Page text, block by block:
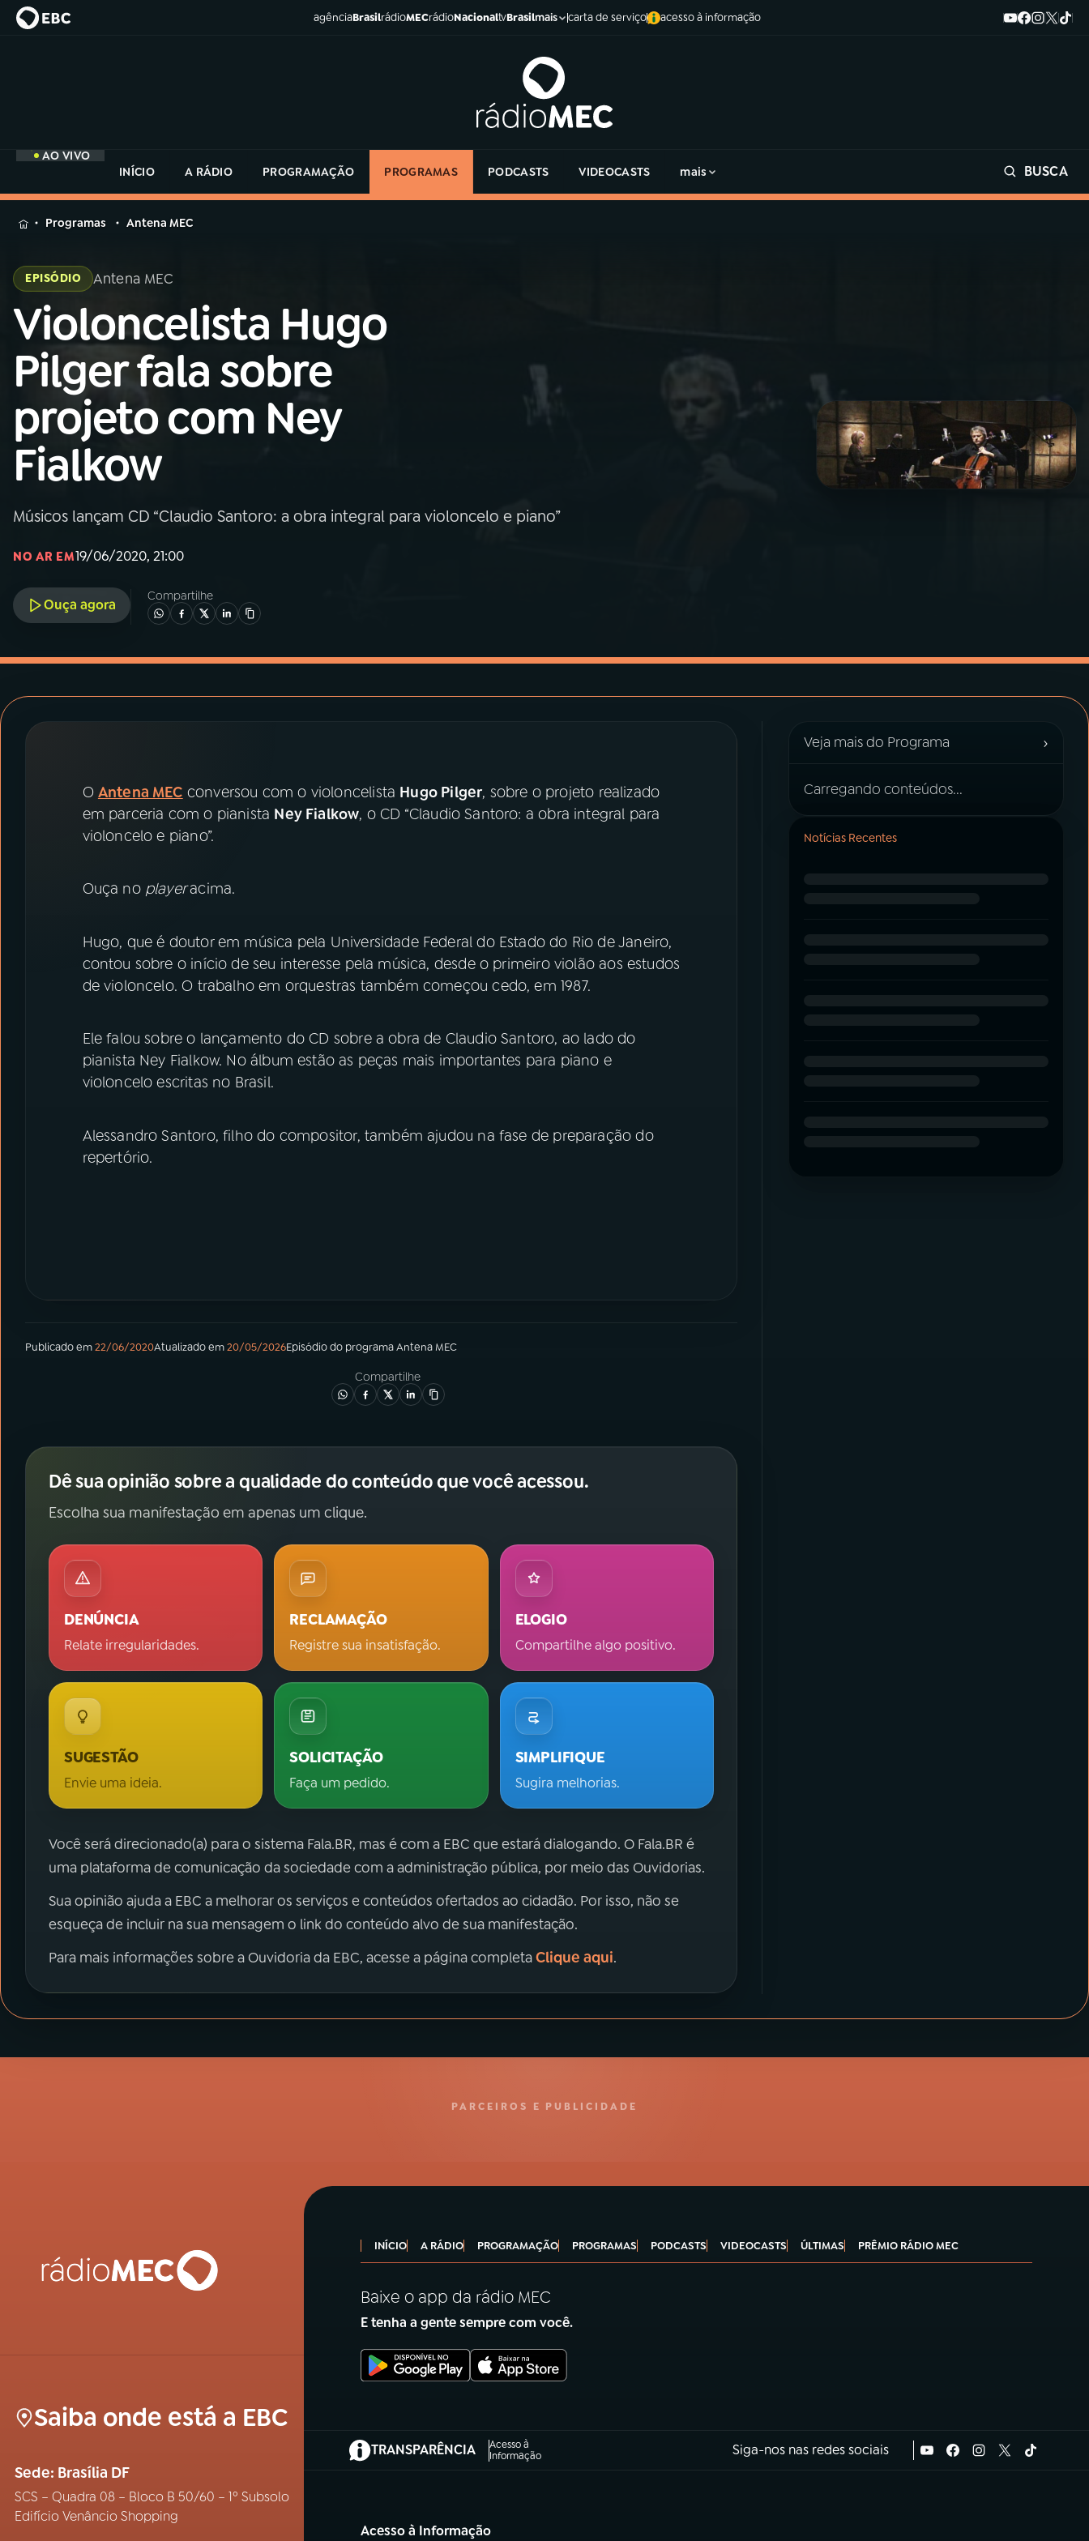
agênciaBrasilrádioMECrádioNacionaltvBrasilmais carta de serviço acesso à informação
AO VIVO
INÍCIO
A RÁDIO PROGRAMAÇÃO PROGRAMAS PODCASTS VIDEOCASTS mais BUSCA
MENU
Buscar
na
Rádio
MEC
AO VIVO
01INÍCIO
02A RÁDIO
03PROGRAMAÇÃO
05PODCASTS
ACOMPANHE A RÁDIO MEC
na
Rádio
MEC
Programas Antena MEC
EPISÓDIO Antena MEC
Violoncelista Hugo
Pilger fala sobre
projeto com Ney
Fialkow
Músicos lançam CD “Claudio Santoro: a obra integral para violoncelo e piano”
NO AR EM19/06/2020, 21:00
Ouça agora
Compartilhe
O Antena MEC conversou com o violoncelista Hugo Pilger, sobre o projeto realizado
em parceria com o pianista Ney Fialkow, o CD “Claudio Santoro: a obra integral para
violoncelo e piano”.
Ouça noplayeracima.
Hugo, que é doutor em música pela Universidade Federal do Estado do Rio de Janeiro,
contou sobre o início de seu interesse pela música, desde o primeiro violão aos estudos
de violoncelo. O trabalho em orquestras também começou cedo, em 1987.
Ele falou sobre o lançamento do CD sobre a obra de Claudio Santoro, ao lado do
pianista Ney Fialkow. No álbum estão as peças mais importantes para piano e
violoncelo escritas no Brasil.
Alessandro Santoro, filho do compositor, também ajudou na fase de preparação do
repertório.
Publicado em22/06/2020Atualizado em20/05/2026Episódiodo programaAntena MEC
Compartilhe
Dê sua opinião sobre a qualidade do conteúdo que você acessou.
Escolha sua manifestação em apenas um clique.
DENÚNCIA
Relate irregularidades.
RECLAMAÇÃO
Registre sua insatisfação.
ELOGIO
Compartilhe algo positivo.
SUGESTÃO
Envie uma ideia.
SOLICITAÇÃO
Faça um pedido.
SIMPLIFIQUE
Sugira melhorias.
Você será direcionado(a) para o sistema Fala.BR, mas é com a EBC que estará dialogando. O Fala.BR é
uma plataforma de comunicação da sociedade com a administração pública, por meio das Ouvidorias.
Sua opinião ajuda a EBC a melhorar os serviços e conteúdos ofertados ao cidadão. Por isso, não se
esqueça de incluir na sua mensagem o link do conteúdo alvo de sua manifestação.
Para mais informações sobre a Ouvidoria da EBC, acesse a página completaClique aqui.
Veja mais do Programa ›
Carregando conteúdos...
Notícias Recentes
PARCEIROS E PUBLICIDADE
Saiba onde está a EBC
Sede: Brasília DF
SCS – Quadra 08 – Bloco B 50/60 – 1º Subsolo
Edifício Venâncio Shopping
INÍCIO A RÁDIO PROGRAMAÇÃO PROGRAMAS PODCASTS VIDEOCASTS ÚLTIMAS PRÊMIO RÁDIO MEC
Baixe o app da rádio MEC
E tenha a gente sempre com você.
TRANSPARÊNCIA
Acesso à
Informação
(abre em nova aba) Siga-nos nas redes sociais
Acesso à Informação